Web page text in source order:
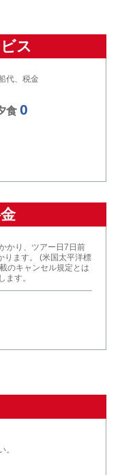
ス
代、税金
食 0
かり、ツアー日7日前
ります。 (米国太平洋標
のキャンセル規定とは
ます。
。